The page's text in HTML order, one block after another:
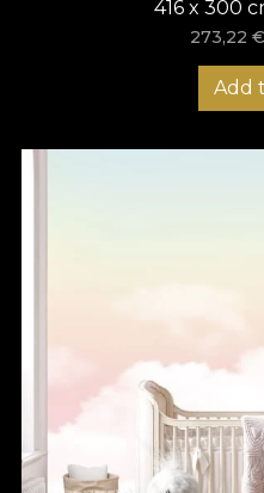
416 x 300
273,22 €
Add